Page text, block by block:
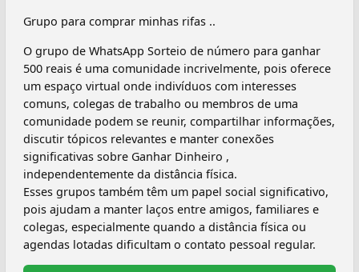
Grupo para comprar minhas rifas ..
O grupo de WhatsApp Sorteio de número para ganhar
500 reais é uma comunidade incrivelmente, pois oferece
um espaço virtual onde indivíduos com interesses
comuns, colegas de trabalho ou membros de uma
comunidade podem se reunir, compartilhar informações,
discutir tópicos relevantes e manter conexões
significativas sobre Ganhar Dinheiro ,
independentemente da distância física.
Esses grupos também têm um papel social significativo,
pois ajudam a manter laços entre amigos, familiares e
colegas, especialmente quando a distância física ou
agendas lotadas dificultam o contato pessoal regular.